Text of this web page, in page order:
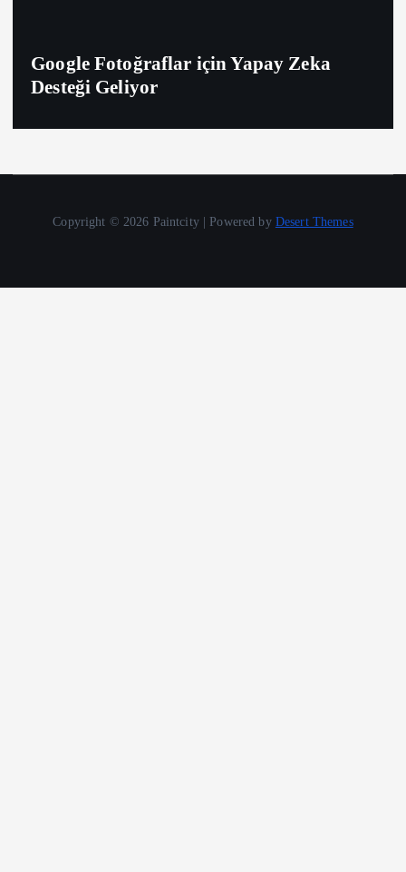
Google Fotoğraflar için Yapay Zeka
Desteği Geliyor
Copyright © 2026 Paintcity | Powered by Desert Themes